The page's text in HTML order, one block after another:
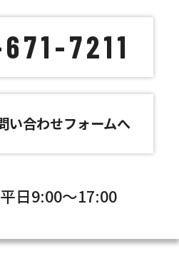
7211
い合わせフォームへ
日9:00～17:00